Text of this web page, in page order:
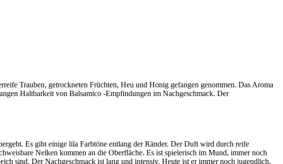
Trauben, getrockneten Früchten, Heu und Honig gefangen genommen. Das Aroma
Haltbarkeit von Balsamico -Empfindungen im Nachgeschmack. Der
Es gibt einige lila Farbtöne entlang der Ränder. Der Duft wird durch reife
Nelken kommen an die Oberfläche. Es ist spielerisch im Mund, immer noch
sind. Der Nachgeschmack ist lang und intensiv. Heute ist er immer noch jugendlich,